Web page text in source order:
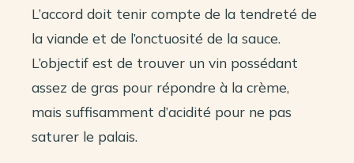
L’accord doit tenir compte de la tendreté de
la viande et de l’onctuosité de la sauce.
L’objectif est de trouver un vin possédant
assez de gras pour répondre à la crème,
mais suffisamment d’acidité pour ne pas
saturer le palais.